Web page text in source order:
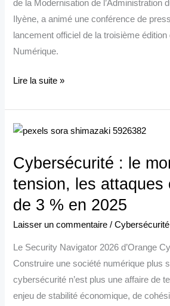
de la Modernisation de l’Administration
Ilyène, a animé une conférence de
lancement officiel de la troisième
Numérique.
la
Semaine
du
Numérique
Lire la suite »
Cybersécurité : le
tension, les attaques
de 3 % en 2025
Laisser un commentaire /Cybersécurité
Le Security Navigator 2026 d’Orange
Construire une société numérique plus
cybersécurité n’est plus une affaire de
enjeu de stabilité économique, de
Cybersécurité
le
monde
tension,
les
attaques
en
hausse